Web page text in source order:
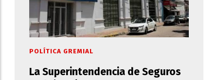
La Superintendencia de Seguros
POLÍTICA GREMIAL